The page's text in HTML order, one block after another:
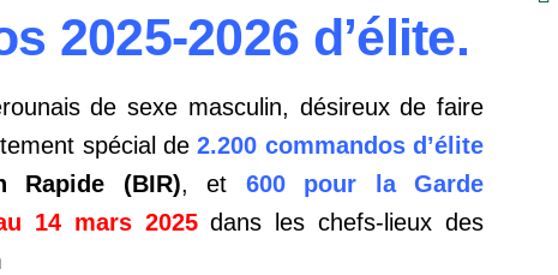
2025-2026 d’élite.
de sexe masculin, désireux de faire
spécial de2.200 commandos d’élite
Rapide (BIR), et 600 pour la Garde
14 mars 2025dans les chefs-lieux des